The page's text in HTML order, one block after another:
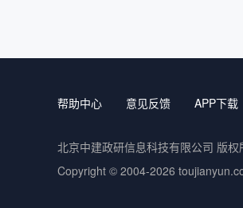
帮助中心 意见反馈 APP下载
北京中建政研信息科技有限公司 版权
Copyright © 2004-2026